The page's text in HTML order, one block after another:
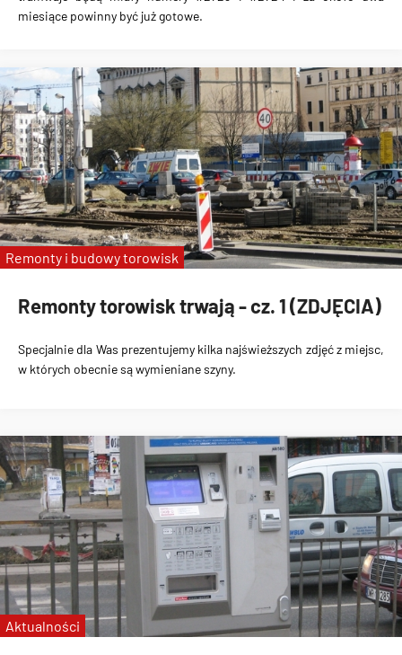
miesiące powinny być już gotowe.
Remonty torowisk trwają - cz. 1 (ZDJĘCIA)
Specjalnie dla Was prezentujemy kilka najświeższych zdjęć z miejsc,
w których obecnie są wymieniane szyny.
Remonty i budowy torowisk
Aktualności